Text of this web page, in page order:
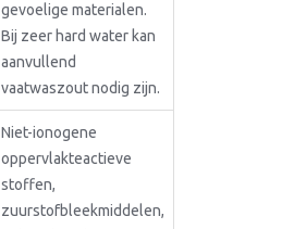
gevoelige materialen.
Bij zeer hard water kan
aanvullend
vaatwaszout nodig zijn.
Niet-ionogene
oppervlakteactieve
stoffen,
zuurstofbleekmiddelen,